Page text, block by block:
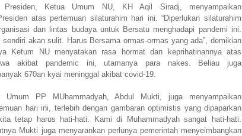
Presiden, Ketua Umum NU, KH Aqil Siradj, menyampaikan
atas pertemuan silaturahim hari ini. “Diperlukan silaturahim
dan lintas budaya untuk Bersatu menghadapi pandemi ini.
sendiri akan sulit. Harus Bersama ormas-ormas yang ada”, demikian
Ketum NU menyatakan rasa hormat dan keprihatinannya atas
akibat pandemic ini, utamanya para nakes. Beliau juga
670an kyai meninggal akibat covid-19.
Umum PP MUhammadyah, Abdul Mukti, juga menyampaikan
hari ini, terlebih dengan gambaran optimistis yang dipaparkan
tetap harus hati-hati. Kami di Muhammadyah sangat hati-hati.
Mukti juga menyarankan perlunya pemerintah menyeimbangkan